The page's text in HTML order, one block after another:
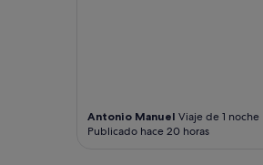
Antonio Manuel Viaje de 1 noche
Publicado hace 20 horas